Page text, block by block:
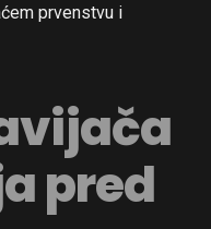
prvenstvu i
pred